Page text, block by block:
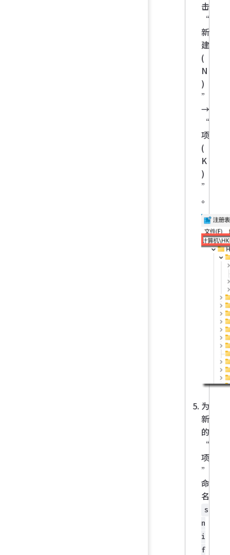
击
“
新
建
(
N
)
”
→
“
项
(
K
)
”
。
为
新
的
“
项
”
命
名
s
n
i
f